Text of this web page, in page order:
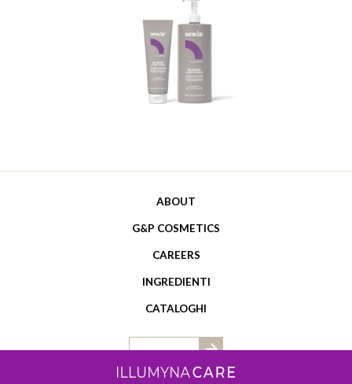
ABOUT
G&P COSMETICS
CAREERS
INGREDIENTI
CATALOGHI